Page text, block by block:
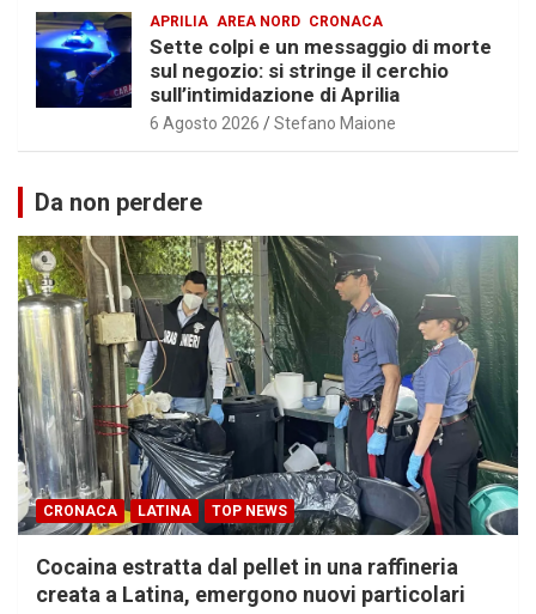
APRILIA AREA NORD CRONACA
Sette colpi e un messaggio di morte
sul negozio: si stringe il cerchio
sull’intimidazione di Aprilia
6 Agosto 2026 Stefano Maione
Da non perdere
CRONACA LATINA TOP NEWS
Cocaina estratta dal pellet in una raffineria
creata a Latina, emergono nuovi particolari